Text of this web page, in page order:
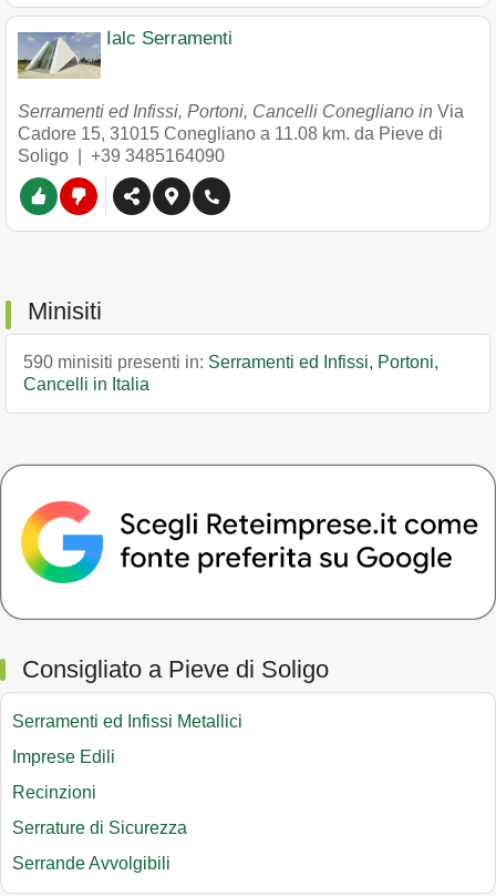
Ialc Serramenti
Serramenti ed Infissi, Portoni, Cancelli Conegliano in Via
Cadore 15, 31015 Conegliano a 11.08 km. da Pieve di
Soligo | +39 3485164090
Minisiti
590 minisiti presenti in: Serramenti ed Infissi, Portoni,
Cancelli in Italia
Consigliato a Pieve di Soligo
Serramenti ed Infissi Metallici
Imprese Edili
Recinzioni
Serrature di Sicurezza
Serrande Avvolgibili